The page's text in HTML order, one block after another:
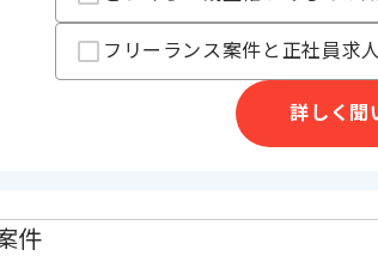
り取りができる方にマッチする案件です。
ートでの作業を見込んでおります。
フリーランス案件と正社員求
詳しく聞
件